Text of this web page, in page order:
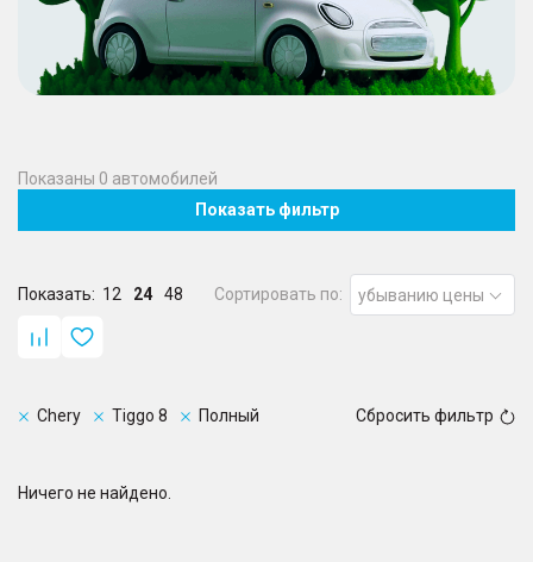
Показаны 0 автомобилей
Показать фильтр
Показать: 12 24 48 Сортировать по: убыванию цены
Chery Tiggo 8 Полный Сбросить фильтр
Ничего не найдено.